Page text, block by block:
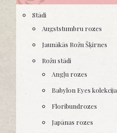
Stādi
Augststumbru rozes
Jaunākās Rožu Šķirnes
Rožu stādi
Angļu rozes
Babylon Eyes
Floribundrozes
Japānas rozes